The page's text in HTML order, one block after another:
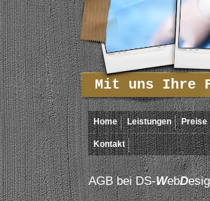
Mit uns Ihre
Home Leistungen Preise
Kontakt
AGB bei DS-WebD